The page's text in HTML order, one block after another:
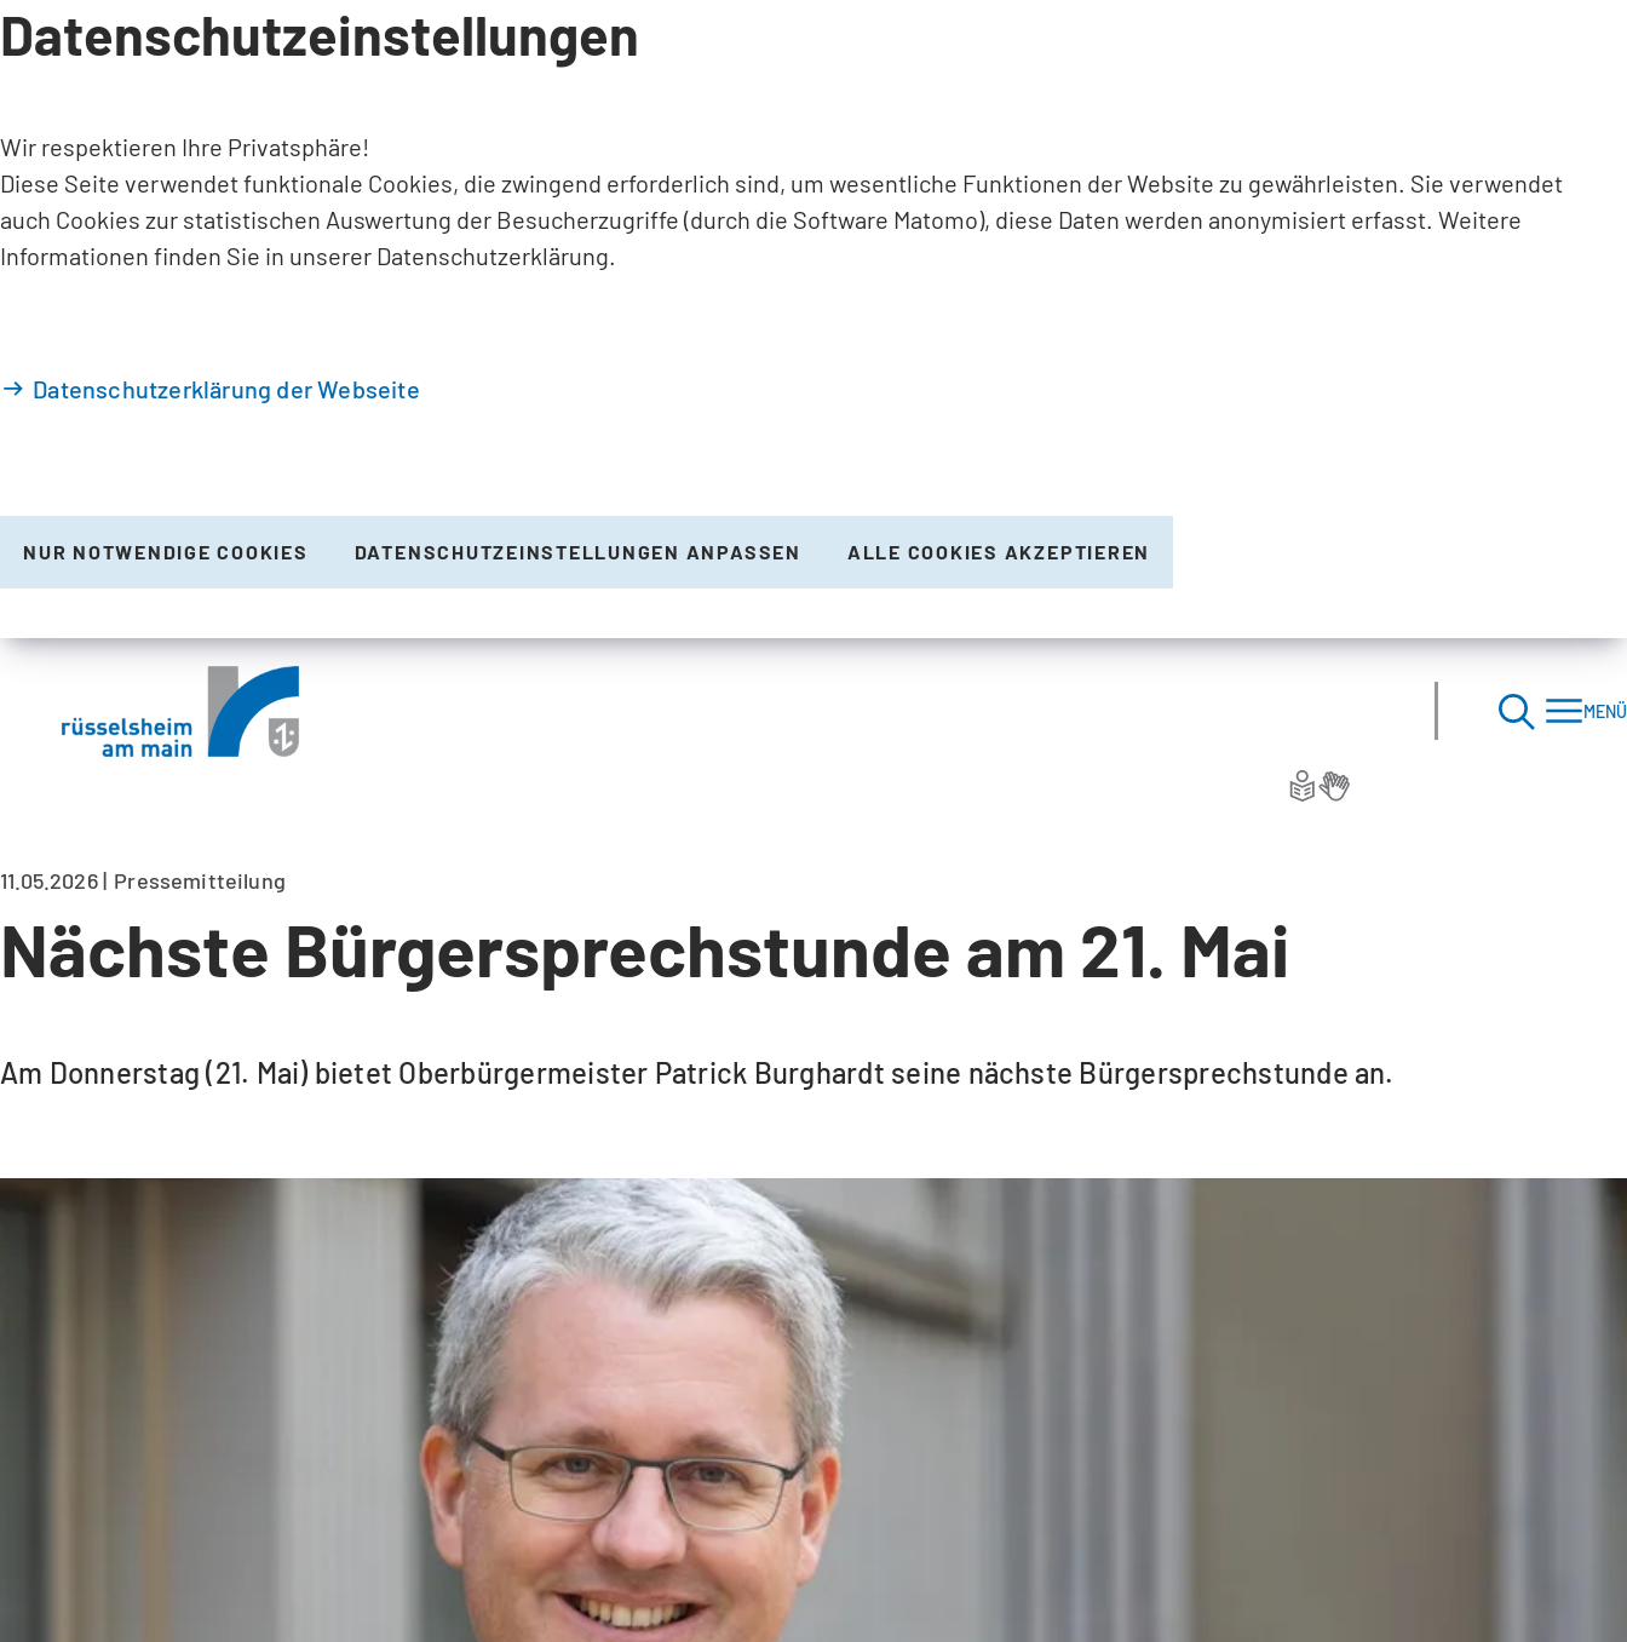
INHALT ANSPRINGEN
Datenschutzeinstellungen
Wir respektieren Ihre Privatsphäre!
Diese Seite verwendet funktionale Cookies, die zwingend erforderlich sind, um wesentliche Funktionen der Website zu gewährleisten. Sie verwendet
auch Cookies zur statistischen Auswertung der Besucherzugriffe (durch die Software Matomo), diese Daten werden anonymisiert erfasst. Weitere
Informationen finden Sie in unserer Datenschutzerklärung.
Datenschutzerklärung der Webseite
NUR NOTWENDIGE COOKIES DATENSCHUTZEINSTELLUNGEN ANPASSEN ALLE COOKIES AKZEPTIEREN
MENÜ
11.05.2026 Pressemitteilung
Nächste Bürgersprechstunde am 21. Mai
Am Donnerstag (21. Mai) bietet Oberbürgermeister Patrick Burghardt seine nächste Bürgersprechstunde an.